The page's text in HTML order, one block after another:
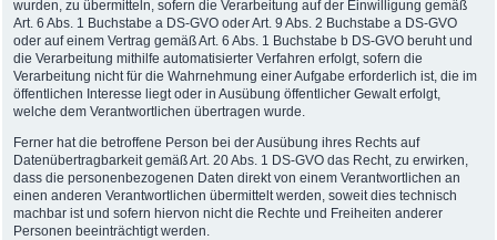
wurden, zu übermitteln, sofern die Verarbeitung auf der Einwilligung gemäß
Art. 6 Abs. 1 Buchstabe a DS-GVO oder Art. 9 Abs. 2 Buchstabe a DS-GVO
oder auf einem Vertrag gemäß Art. 6 Abs. 1 Buchstabe b DS-GVO beruht und
die Verarbeitung mithilfe automatisierter Verfahren erfolgt, sofern die
Verarbeitung nicht für die Wahrnehmung einer Aufgabe erforderlich ist, die im
öffentlichen Interesse liegt oder in Ausübung öffentlicher Gewalt erfolgt,
welche dem Verantwortlichen übertragen wurde.
Ferner hat die betroffene Person bei der Ausübung ihres Rechts auf
Datenübertragbarkeit gemäß Art. 20 Abs. 1 DS-GVO das Recht, zu erwirken,
dass die personenbezogenen Daten direkt von einem Verantwortlichen an
einen anderen Verantwortlichen übermittelt werden, soweit dies technisch
machbar ist und sofern hiervon nicht die Rechte und Freiheiten anderer
Personen beeinträchtigt werden.